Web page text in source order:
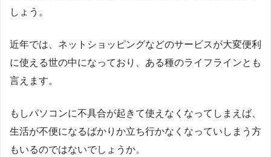
しょう。
近年では、ネットショッピングなどのサービスが大変便利
に使える世の中になっており、ある種のライフラインとも
言えます。
もしパソコンに不具合が起きて使えなくなってしまえば、
生活が不便になるばかりか立ち行かなくなっていしまう方
もいるのではないでしょうか。